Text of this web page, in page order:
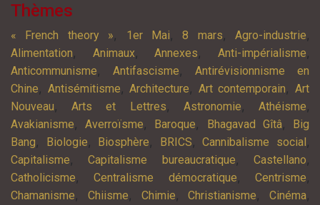
Thèmes
« French theory », 1er Mai,8 mars, Agro-industrie,
Alimentation, Animaux,Annexes,Anti-impérialisme,
Anticommunisme, Antifascisme, Antirévisionnisme en
Chine, Antisémitisme,Architecture, Art contemporain,Art
Nouveau,Arts et Lettres, Astronomie,Athéisme,
Avakianisme,Averroïsme, Baroque, Bhagavad Gîtâ,
Big
Bang, Biologie, Biosphère, BRICS,Cannibalisme social ,
Capitalisme,Capitalisme bureaucratique,Castellano,
Catholicisme,Centralisme démocratique,Centrisme,
Chamanisme, Chiisme, Chimie,Christianisme, Cinéma,